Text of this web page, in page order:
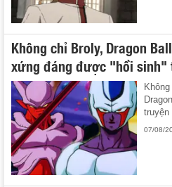
Không chỉ Broly, Dragon
xứng đáng được "hồi sinh"
truyện
07/08/